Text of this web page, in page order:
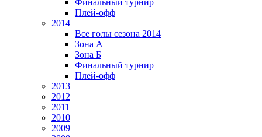
Финальный турнир
Плей-офф
2014
Все голы сезона 2014
Зона А
Зона Б
Финальный турнир
Плей-офф
2013
2012
2011
2010
2009